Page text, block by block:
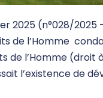
2025 (n°028/
de l’Homme
de l’Homme (droit
l’existence de